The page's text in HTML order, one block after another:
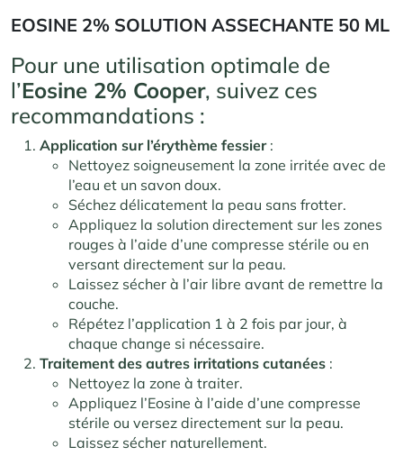
EOSINE 2% SOLUTION ASSECHANTE 50 ML
Pour une utilisation optimale de
l’Eosine 2% Cooper, suivez ces
recommandations :
Application sur l’érythème fessier:
Nettoyez soigneusement la zone irritée avec de
l’eau et un savon doux.
Séchez délicatement la peau sans frotter.
Appliquez la solution directement sur les zones
rouges à l’aide d’une compresse stérile ou en
versant directement sur la peau.
Laissez sécher à l’air libre avant de remettre la
couche.
Répétez l’application 1 à 2 fois par jour, à
chaque change si nécessaire.
Traitement des autres irritations cutanées :
Nettoyez la zone à traiter.
Appliquez l’Eosine à l’aide d’une compresse
stérile ou versez directement sur la peau.
Laissez sécher naturellement.